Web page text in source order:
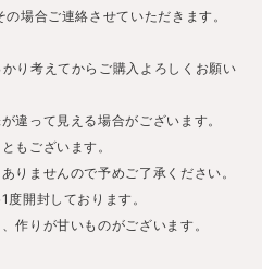
場合ご連絡させていただきます。
り考えてからご購入よろしくお願い
違って見える場合がございます。
もございます。
りませんので予めご了承ください。
開封しております。
作りが甘いものがございます。